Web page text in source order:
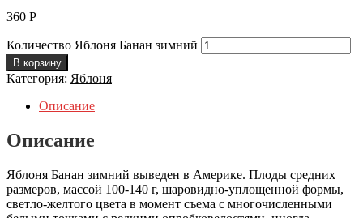
360 Р
Количество Яблоня Банан зимний
В корзину
Категория: Яблоня
Описание
Описание
Яблоня Банан зимний выведен в Америке. Плоды средних
размеров, массой 100-140 г, шаровидно-уплощенной формы,
светло-желтого цвета в момент съема с многочисленными